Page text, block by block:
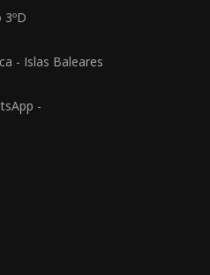
3ºD
- Islas Baleares
-